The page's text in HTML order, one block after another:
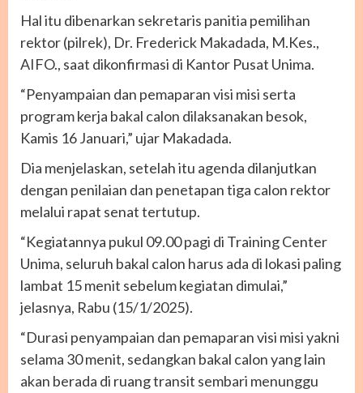
Hal itu dibenarkan sekretaris panitia pemilihan
rektor (pilrek), Dr. Frederick Makadada, M.Kes.,
AIFO., saat dikonfirmasi di Kantor Pusat Unima.
“Penyampaian dan pemaparan visi misi serta
program kerja bakal calon dilaksanakan besok,
Kamis 16 Januari,” ujar Makadada.
Dia menjelaskan, setelah itu agenda dilanjutkan
dengan penilaian dan penetapan tiga calon rektor
melalui rapat senat tertutup.
“Kegiatannya pukul 09.00 pagi di Training Center
Unima, seluruh bakal calon harus ada di lokasi paling
lambat 15 menit sebelum kegiatan dimulai,”
jelasnya, Rabu (15/1/2025).
“Durasi penyampaian dan pemaparan visi misi yakni
selama 30 menit, sedangkan bakal calon yang lain
akan berada di ruang transit sembari menunggu